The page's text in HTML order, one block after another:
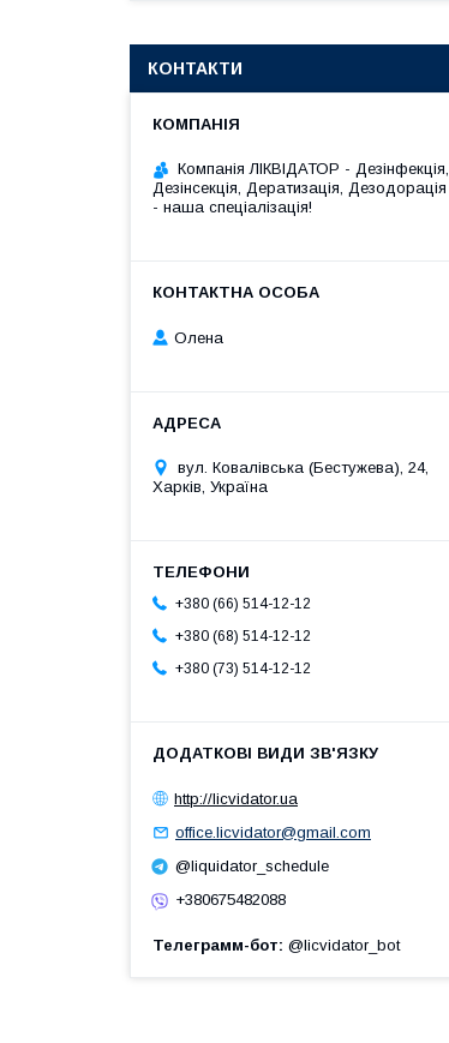
КОНТАКТИ
Компанія ЛІКВІДАТОР - Дезінфекція,
Дезінсекція, Дератизація, Дезодорація
- наша спеціалізація!
Олена
вул. Ковалівська (Бестужева), 24,
Харків, Україна
+380 (66) 514-12-12
+380 (68) 514-12-12
+380 (73) 514-12-12
http://licvidator.ua
office.licvidator@gmail.com
@liquidator_schedule
+380675482088
Телеграмм-бот @licvidator_bot